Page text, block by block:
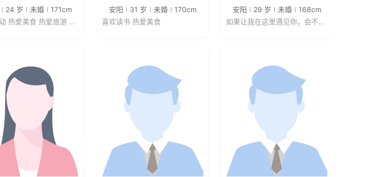
24 岁 未婚
171cm
喜欢运动 热爱美食 热爱旅游 热爱...
安阳 31 岁 未婚
170cm
喜欢读书 热爱美食
安阳 29 岁 未婚
168cm
如果让我在这里遇见你，会不会是个...